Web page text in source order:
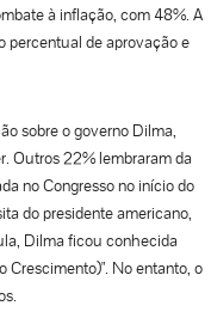
à inflação, com 48%. A
percentual de aprovação e
sobre o governo Dilma,
Outros 22% lembraram da
no Congresso no início do
do presidente americano,
Dilma ficou conhecida
Crescimento)". No entanto, o